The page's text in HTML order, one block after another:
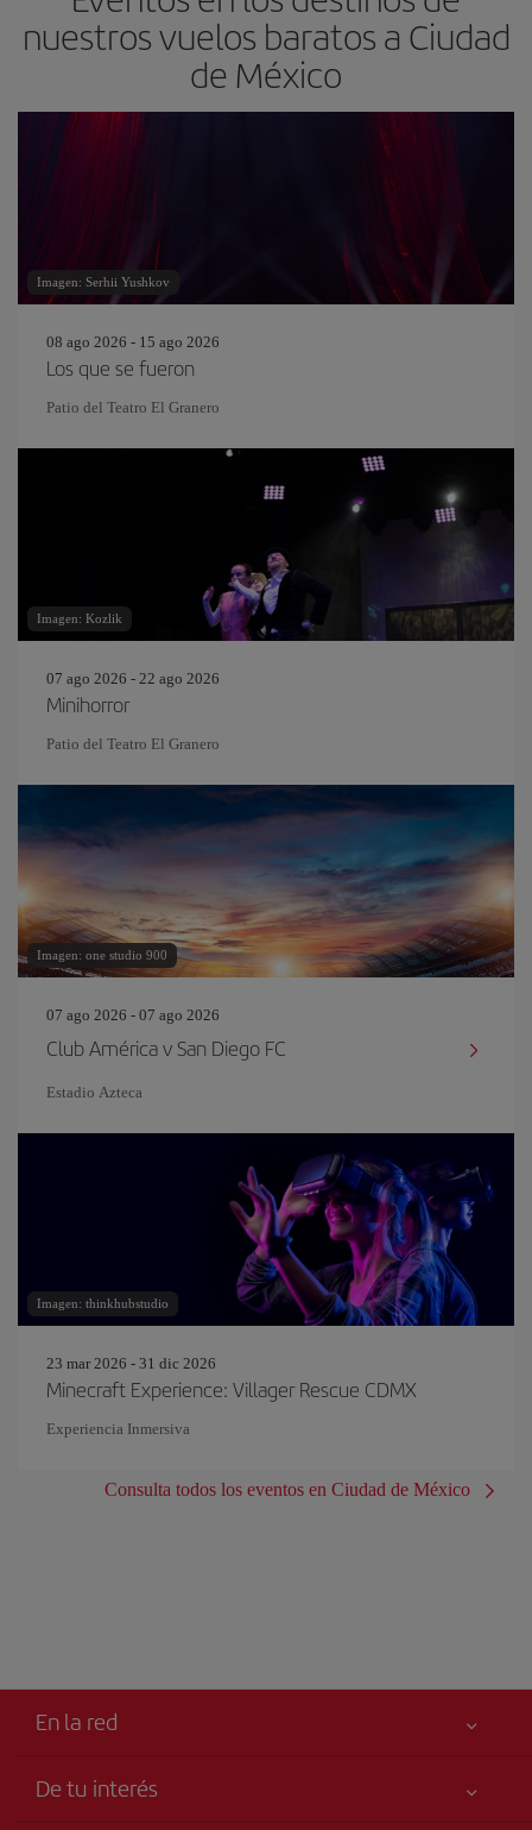
nuestros vuelos baratos a Ciudad
de México
Imagen: Serhii Yushkov
08 ago 2026 - 15 ago 2026
Los que se fueron
Patio del Teatro El Granero
Imagen: Kozlik
07 ago 2026 - 22 ago 2026
Minihorror
Patio del Teatro El Granero
Imagen: one studio 900
07 ago 2026 - 07 ago 2026
Club América v San Diego FC
Estadio Azteca
Imagen: thinkhubstudio
23 mar 2026 - 31 dic 2026
Minecraft Experience: Villager Rescue CDMX
Experiencia Inmersiva
Consulta todos los eventos en Ciudad de México
En la red
De tu interés